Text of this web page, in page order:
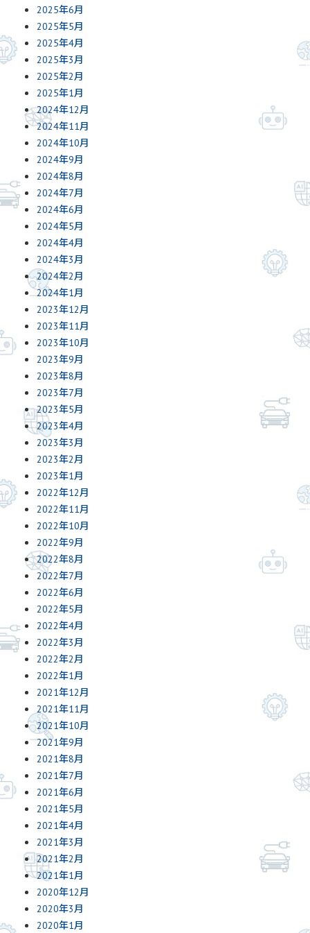
2025年6月
2025年5月
2025年4月
2025年3月
2025年2月
2025年1月
2024年12月
2024年11月
2024年10月
2024年9月
2024年8月
2024年7月
2024年6月
2024年5月
2024年4月
2024年3月
2024年2月
2024年1月
2023年12月
2023年11月
2023年10月
2023年9月
2023年8月
2023年7月
2023年5月
2023年4月
2023年3月
2023年2月
2023年1月
2022年12月
2022年11月
2022年10月
2022年9月
2022年8月
2022年7月
2022年6月
2022年5月
2022年4月
2022年3月
2022年2月
2022年1月
2021年12月
2021年11月
2021年10月
2021年9月
2021年8月
2021年7月
2021年6月
2021年5月
2021年4月
2021年3月
2021年2月
2021年1月
2020年12月
2020年3月
2020年1月